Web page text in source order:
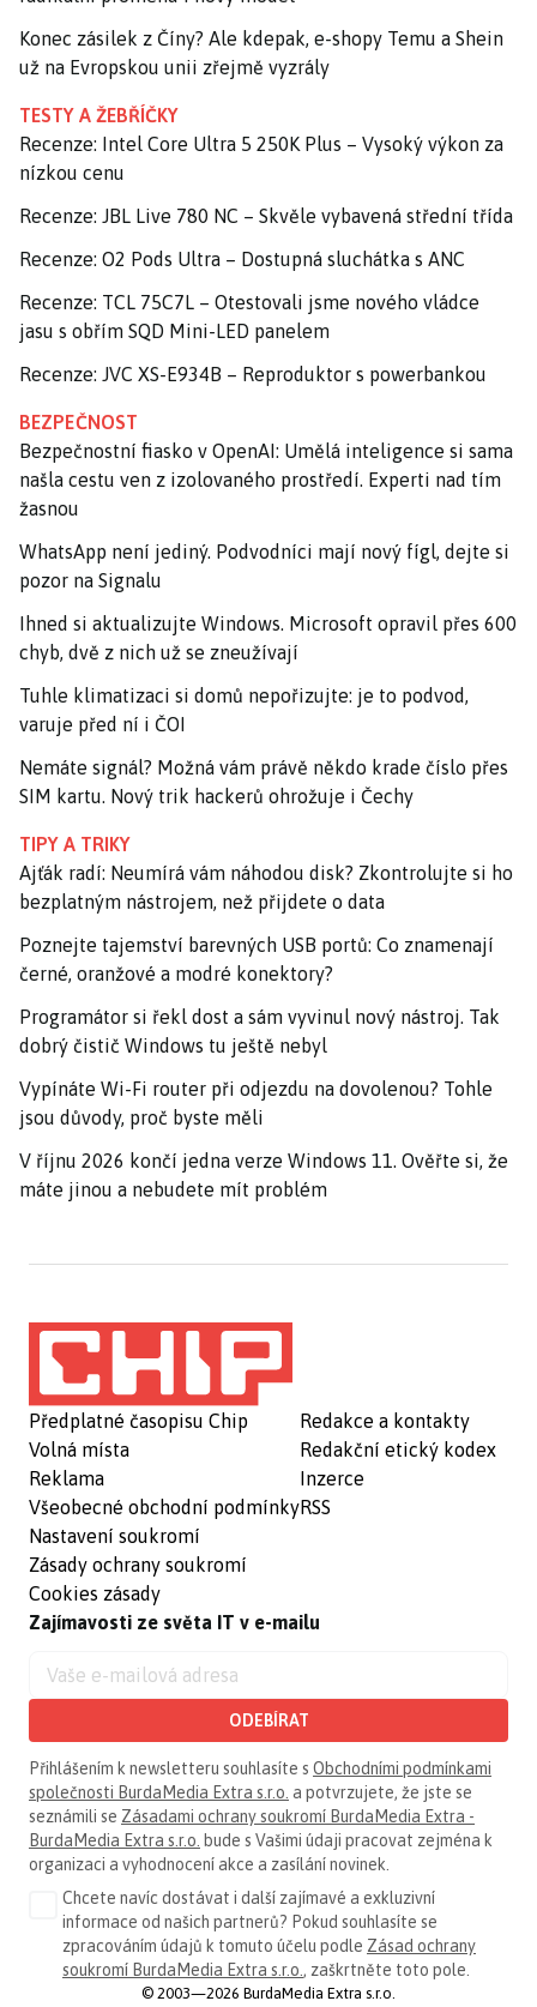
Konec zásilek z Číny? Ale kdepak, e-shopy Temu a Shein
už na Evropskou unii zřejmě vyzrály
TESTY A ŽEBŘÍČKY
Recenze: Intel Core Ultra 5 250K Plus – Vysoký výkon za
nízkou cenu
Recenze: JBL Live 780 NC – Skvěle vybavená střední třída
Recenze: O2 Pods Ultra – Dostupná sluchátka s ANC
Recenze: TCL 75C7L – Otestovali jsme nového vládce
jasu s obřím SQD Mini-LED panelem
Recenze: JVC XS-E934B – Reproduktor s powerbankou
BEZPEČNOST
Bezpečnostní fiasko v OpenAI: Umělá inteligence si sama
našla cestu ven z izolovaného prostředí. Experti nad tím
žasnou
WhatsApp není jediný. Podvodníci mají nový fígl, dejte si
pozor na Signalu
Ihned si aktualizujte Windows. Microsoft opravil přes 600
chyb, dvě z nich už se zneužívají
Tuhle klimatizaci si domů nepořizujte: je to podvod,
varuje před ní i ČOI
Nemáte signál? Možná vám právě někdo krade číslo přes
SIM kartu. Nový trik hackerů ohrožuje i Čechy
TIPY A TRIKY
Ajťák radí: Neumírá vám náhodou disk? Zkontrolujte si ho
bezplatným nástrojem, než přijdete o data
Poznejte tajemství barevných USB portů: Co znamenají
černé, oranžové a modré konektory?
Programátor si řekl dost a sám vyvinul nový nástroj. Tak
dobrý čistič Windows tu ještě nebyl
Vypínáte Wi-Fi router při odjezdu na dovolenou? Tohle
jsou důvody, proč byste měli
V říjnu 2026 končí jedna verze Windows 11. Ověřte si, že
máte jinou a nebudete mít problém
Předplatné časopisu Chip
Volná místa
Reklama
Všeobecné obchodní podmínky
Nastavení soukromí
Zásady ochrany soukromí
Cookies zásady
Redakce a kontakty
Redakční etický kodex
Inzerce
RSS
Zajímavosti ze světa IT v e-mailu
ODEBÍRAT
Přihlášením k newsletteru souhlasíte s Obchodními podmínkami
společnosti BurdaMedia Extra s.r.o. a potvrzujete, že jste se
seznámili se Zásadami ochrany soukromí BurdaMedia Extra -
BurdaMedia Extra s.r.o. bude s Vašimi údaji pracovat zejména k
organizaci a vyhodnocení akce a zasílání novinek.
Chcete navíc dostávat i další zajímavé a exkluzivní
informace od našich partnerů? Pokud souhlasíte se
zpracováním údajů k tomuto účelu podle Zásad ochrany
soukromí BurdaMedia Extra s.r.o. , zaškrtněte toto pole.
© 2003—2026 BurdaMedia Extra s.r.o.